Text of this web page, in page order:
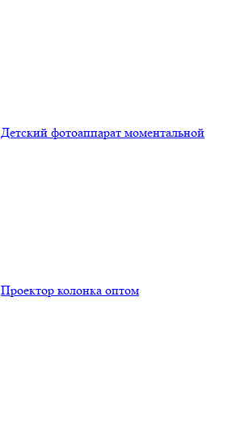
Детский фотоаппарат моментальной
Проектор колонка оптом